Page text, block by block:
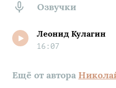
Озвучки
Леонид Кулагин
16:07
Ещё от автора